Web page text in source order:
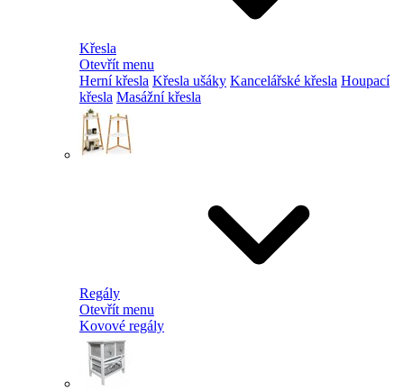
Křesla
Otevřít menu
Herní křesla Křesla ušáky Kancelářské křesla Houpací
křesla Masážní křesla
Regály
Otevřít menu
Kovové regály